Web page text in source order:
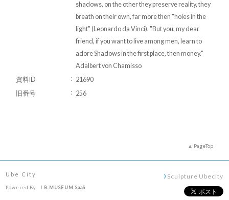
shadows, on the other they preserve reality, they
breath on their own, far more then "holes in the
light" (Leonardo da Vinci). "But you, my dear
friend, if you want to live among men, learn to
adore Shadows in the first place, then money."
Adalbert von Chamisso
資料ID
21690
旧番号
256
PageTop
Sculpture Ubecity
Ube City
Powered By I.B.MUSEUM SaaS